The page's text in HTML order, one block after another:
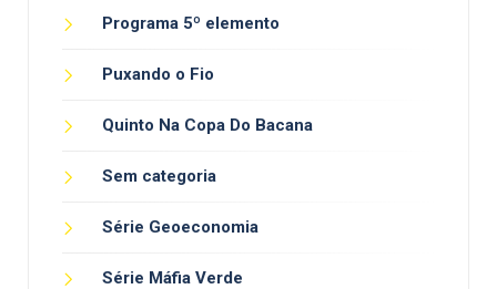
Programa 5º elemento
Puxando o Fio
Quinto Na Copa Do Bacana
Sem categoria
Série Geoeconomia
Série Máfia Verde